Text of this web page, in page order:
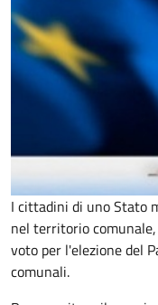
I cittadini di uno Stato
nel territorio
voto per l'elezione del
comunali.